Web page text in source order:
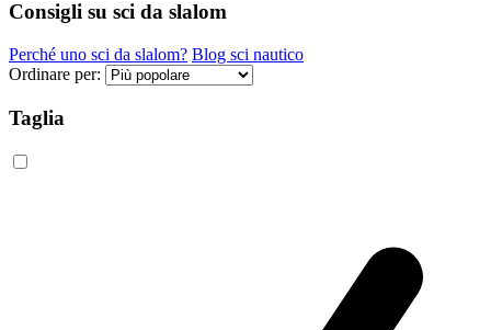
Consigli su sci da slalom
Perché uno sci da slalom? Blog sci nautico
Ordinare per:
Taglia